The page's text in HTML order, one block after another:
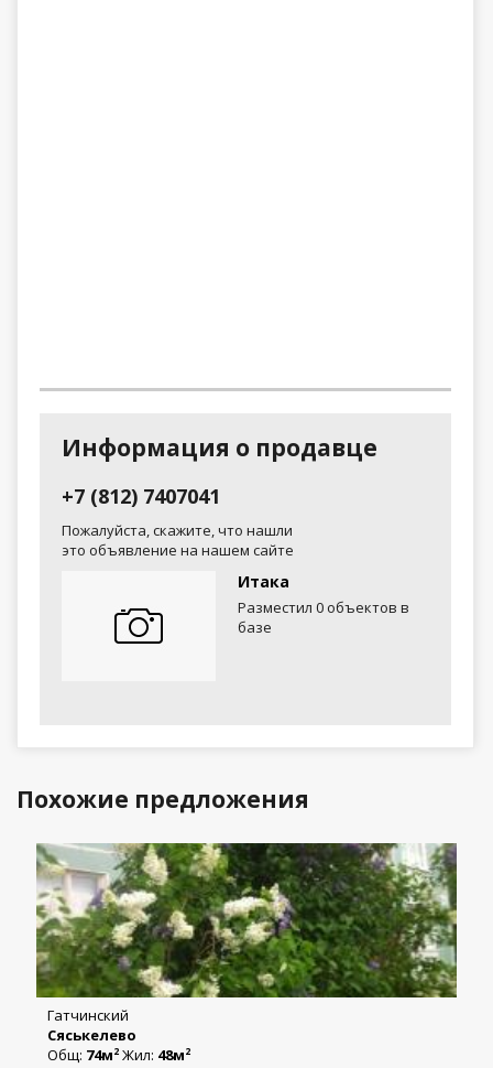
Информация о продавце
+7 (812) 7407041
Пожалуйста, скажите, что нашли
это объявление на нашем сайте
Итака
Разместил 0 объектов в
базе
Похожие предложения
Гатчинский
Сяськелево
Общ: 74м2 Жил: 48м2